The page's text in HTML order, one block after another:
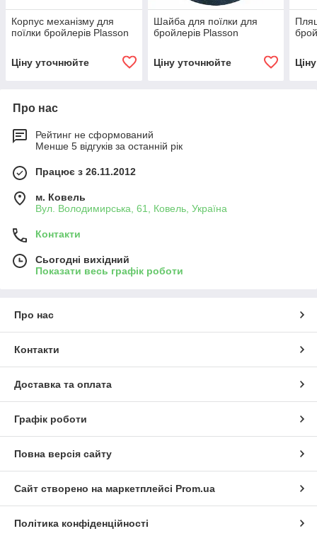
Корпус механізму для
поїлки бройлерів Plasson
Ціну уточнюйте
Шайба для поїлки для
бройлерів Plasson
Ціну уточнюйте
Про нас
Рейтинг не сформований
Менше 5 відгуків за останній рік
Працює з 26.11.2012
м. Ковель
Вул. Володимирська, 61, Ковель, Україна
Контакти
Сьогодні вихідний
Показати весь графік роботи
Про нас
Контакти
Доставка та оплата
Графік роботи
Повна версія сайту
Сайт створено на маркетплейсі Prom.ua
Політика конфіденційності